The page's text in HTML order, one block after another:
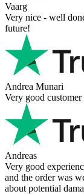
Vaarg
Very nice - well
future!
Andrea Munari
Very good
Andreas
Very good
and the order was
about potential